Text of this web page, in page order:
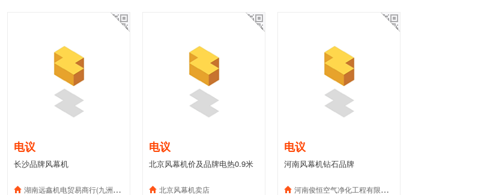
电议
长沙品牌风幕机
湖南远鑫机电贸易商行(九洲风机湖南总代理)
电议
北京风幕机价及品牌电热0.9米
北京风幕机卖店
电议
河南风幕机钻石品牌
河南俊恒空气净化工程有限公司